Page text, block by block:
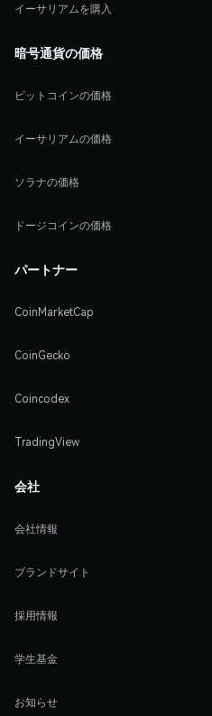
イーサリアムを購入
暗号通貨の価格
ビットコインの価格
イーサリアムの価格
ソラナの価格
ドージコインの価格
パートナー
CoinMarketCap
CoinGecko
Coincodex
TradingView
会社
会社情報
ブランドサイト
採用情報
学生基金
お知らせ